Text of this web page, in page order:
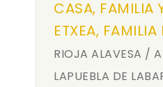
CASA, FAMILIA
ETXEA,
RIOJA ALAVESA /
LAPUEBLA DE